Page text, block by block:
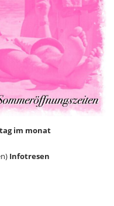
im monat
Infotresen